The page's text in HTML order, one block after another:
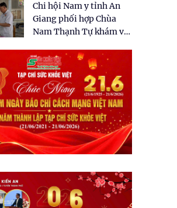
dân tại xã Tân Tập
Chi hội Nam y tỉnh An
Giang phối hợp Chùa
Nam Thạnh Tự khám và
nhân dân